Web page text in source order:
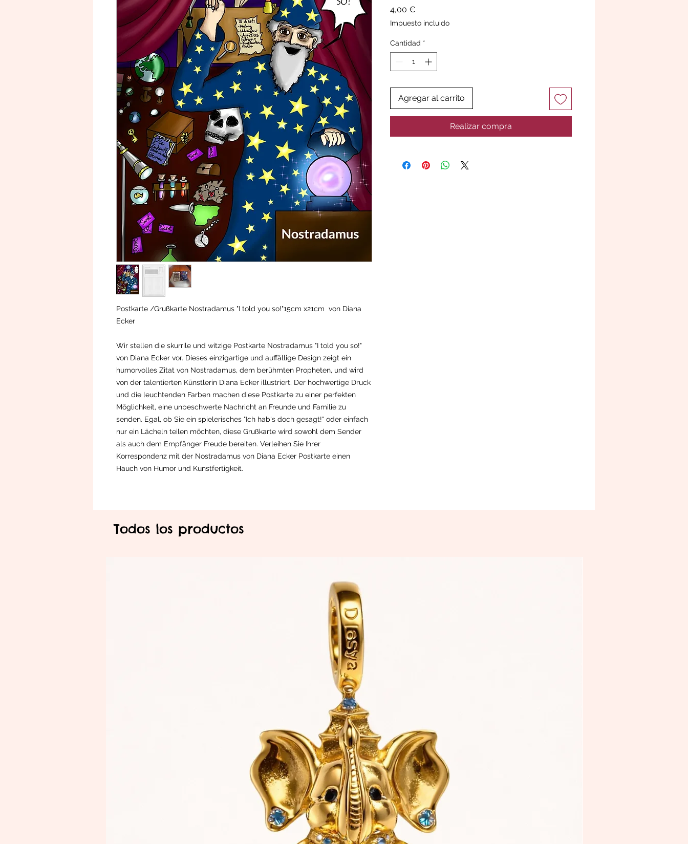
Postkarte /Grußkarte Nostradamus "I told you so!"15cm x21cm von Diana
Ecker
Wir stellen die skurrile und witzige Postkarte Nostradamus "I told you so!"
von Diana Ecker vor. Dieses einzigartige und auffällige Design zeigt ein
humorvolles Zitat von Nostradamus, dem berühmten Propheten, und wird
von der talentierten Künstlerin Diana Ecker illustriert. Der hochwertige Druck
und die leuchtenden Farben machen diese Postkarte zu einer perfekten
Möglichkeit, eine unbeschwerte Nachricht an Freunde und Familie zu
senden. Egal, ob Sie ein spielerisches "Ich hab's doch gesagt!" oder einfach
nur ein Lächeln teilen möchten, diese Grußkarte wird sowohl dem Sender
als auch dem Empfänger Freude bereiten. Verleihen Sie Ihrer
Korrespondenz mit der Nostradamus von Diana Ecker Postkarte einen
Hauch von Humor und Kunstfertigkeit.
4,00 €
Impuesto incluido
Cantidad *
Agregar al carrito
Realizar compra
Todos los productos